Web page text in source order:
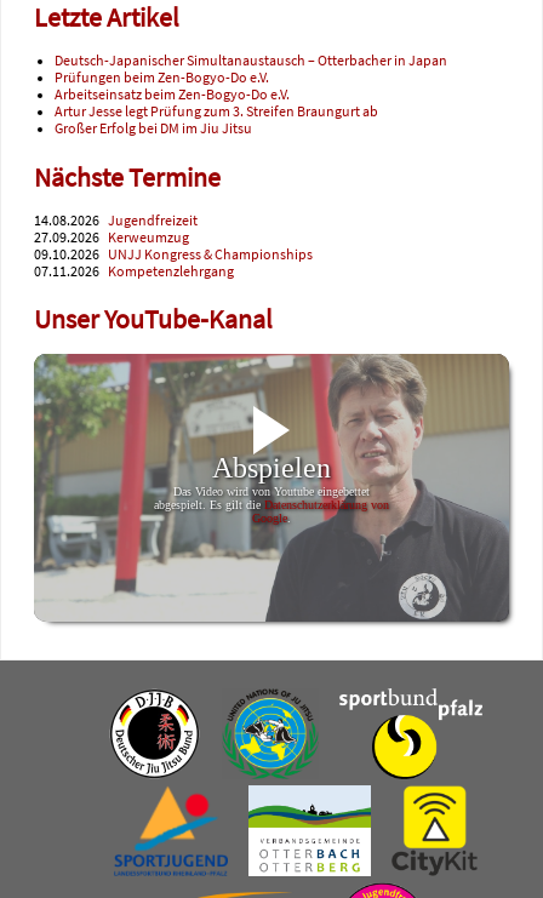
Letzte Artikel
Deutsch-Japanischer Simultanaustausch – Otterbacher in Japan
Prüfungen beim Zen-Bogyo-Do e.V.
Arbeitseinsatz beim Zen-Bogyo-Do e.V.
Artur Jesse legt Prüfung zum 3. Streifen Braungurt ab
Großer Erfolg bei DM im Jiu Jitsu
Nächste Termine
14.08.2026 Jugendfreizeit
27.09.2026 Kerweumzug
09.10.2026 UNJJ Kongress & Championships
07.11.2026 Kompetenzlehrgang
Unser YouTube-Kanal